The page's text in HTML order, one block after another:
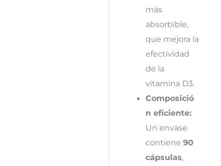
más
absorbible,
que mejora la
efectividad
de la
vitamina D3.
Composició
n eficiente:
Un envase
contiene 90
cápsulas,